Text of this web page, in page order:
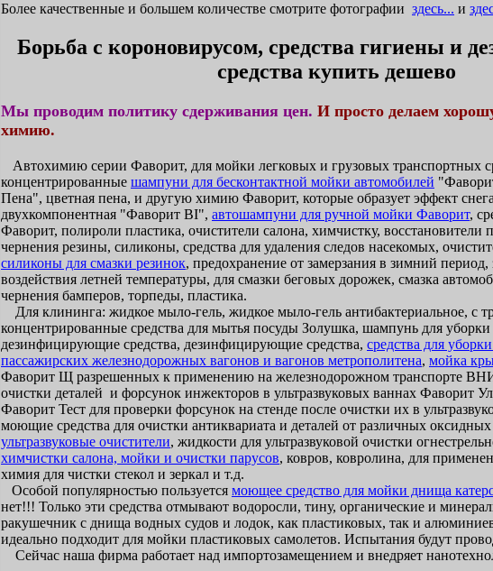
Более качественные и большем количестве смотрите фотографии здесь... и
Борьба с короновирусом, средства гигиены и
средства купить дешево
Мы проводим политику сдерживания цен. И просто делаем
химию.
Автохимию серии Фаворит, для мойки легковых и грузовых транспортных
концентрированные шампуни для бесконтактной мойки автомобилей
Пена", цветная пена, и другую химию Фаворит, которые образует эффект
двухкомпонентная "Фаворит BI", автошампуни для ручной мойки Фаворит,
Фаворит, полироли пластика, очистители салона, химчистку, восстановители
чернения резины, силиконы, средства для удаления следов насекомых,
силиконы для смазки резинок, предохранение от замерзания в зимний период,
воздействия летней температуры, для смазки беговых дорожек, смазка
чернения бамперов, торпеды, пластика.
Для клининга: жидкое мыло-гель, жидкое мыло-гель антибактериальное, с
концентрированные средства для мытья посуды Золушка, шампунь для
дезинфицирующие средства, дезинфицирующие средства, средства для
пассажирских железнодорожных вагонов и вагонов метрополитена, мойка
Фаворит Щ разрешенных к применению на железнодорожном транспорте
очистки деталей и форсунок инжекторов в ультразвуковых ваннах Фаворит
Фаворит Тест для проверки форсунок на стенде после очистки их в
моющие средства для очистки антиквариата и деталей от различных
ультразвуковые очистители, жидкости для ультразвуковой очистки
химчистки салона, мойки и очистки парусов, ковров, ковролина, для
химия для чистки стекол и зеркал и т.д.
Особой популярностью пользуется моющее средство для мойки днища
нет!!! Только эти средства отмывают водоросли, тину, органические и
ракушечник с днища водных судов и лодок, как пластиковых, так и
идеально подходит для мойки пластиковых самолетов. Испытания будут
Сейчас наша фирма работает над импортозамещением и внедряет